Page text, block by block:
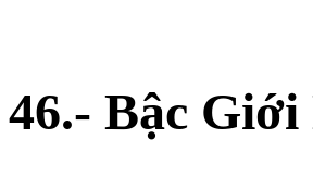
46.- Bậc